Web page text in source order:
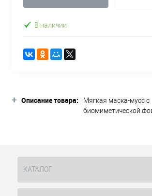
В наличии
+ Описание товара:
Мягкая маска-мусс с
биомиметической
имитируют
КАТАЛОГ